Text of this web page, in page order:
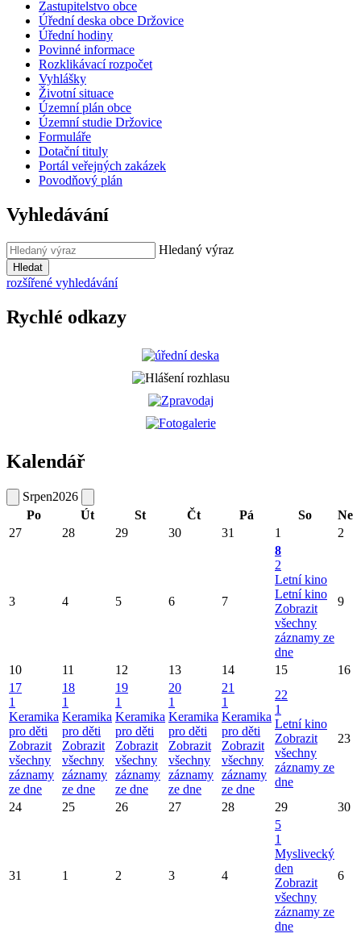
Zastupitelstvo obce
Úřední deska obce Držovice
Úřední hodiny
Povinné informace
Rozklikávací rozpočet
Vyhlášky
Životní situace
Územní plán obce
Územní studie Držovice
Formuláře
Dotační tituly
Portál veřejných zakázek
Povodňový plán
Vyhledávání
Hledaný výraz
Hledat
rozšířené vyhledávání
Rychlé odkazy
Kalendář
Srpen2026
Po
Út St Čt Pá So
Ne
27
28 29 30 31 1 2
3 4 5 6 7
8
2
Letní kino
Letní kino
Zobrazit
všechny
záznamy ze
dne
9
10 11 12 13 14 15
16
17
1
Keramika
pro děti
Zobrazit
všechny
záznamy
ze dne
18
1
Keramika
pro děti
Zobrazit
všechny
záznamy
ze dne
19
1
Keramika
pro děti
Zobrazit
všechny
záznamy
ze dne
20
1
Keramika
pro děti
Zobrazit
všechny
záznamy
ze dne
21
1
Keramika
pro děti
Zobrazit
všechny
záznamy
ze dne
22
1
Letní kino
Zobrazit
všechny
záznamy ze
dne
23
24 25 26 27 28 29 30
31 1 2 3 4
5
1
Myslivecký
den
Zobrazit
všechny
záznamy ze
dne
6